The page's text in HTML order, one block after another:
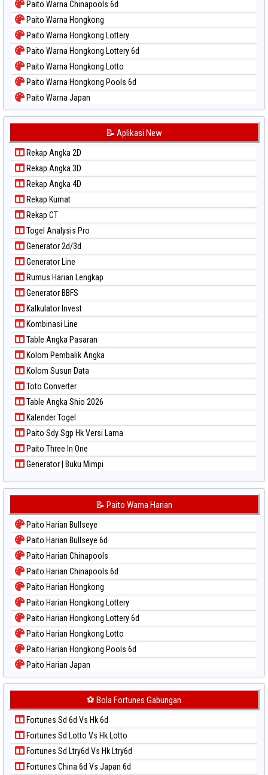
Paito Warna Chinapools 6d
Paito Warna Hongkong
Paito Warna Hongkong Lottery
Paito Warna Hongkong Lottery 6d
Paito Warna Hongkong Lotto
Paito Warna Hongkong Pools 6d
Paito Warna Japan
Paito Warna Japan 6d
Paito Warna Kuda Lari
Paito Warna Magnum Cambodia
Paito Warna Nagoya
Paito Warna New York Midday
Paito Warna North Carolina Day
Paito Warna Pcso
Paito Warna Pennsylvania Day
Paito Warna Sao Paulo
Paito Warna Singapore
Paito Warna Sydney
Paito Warna Sydney Lottery
Paito Warna Sydney Lottery 6d
Paito Warna Sydney Lotto
Paito Warna Sydney Pools 6d
Paito Warna Taipei
Paito Warna Taiwan
📝 Aplikasi New
Rekap Angka 2D
Rekap Angka 3D
Rekap Angka 4D
Rekap Kumat
Rekap CT
Togel Analysis Pro
Generator 2d/3d
Generator Line
Rumus Harian Lengkap
Generator BBFS
Kalkulator Invest
Kombinasi Line
Table Angka Pasaran
Kolom Pembalik Angka
Kolom Susun Data
Toto Converter
Table Angka Shio 2026
Kalender Togel
Paito Sdy Sgp Hk Versi Lama
Paito Three In One
Generator | Buku Mimpi
📝 Paito Warna Harian
Paito Harian Bullseye
Paito Harian Bullseye 6d
Paito Harian Chinapools
Paito Harian Chinapools 6d
Paito Harian Hongkong
Paito Harian Hongkong Lottery
Paito Harian Hongkong Lottery 6d
Paito Harian Hongkong Lotto
Paito Harian Hongkong Pools 6d
Paito Harian Japan
Paito Harian Japan 6d
Paito Harian Korea
Paito Harian Kuda Lari
Paito Harian Magnum Cambodia
Paito Harian Nagoya
Paito Harian New York Midday
⚽ Bola Fortunes Gabungan
Fortunes Sd 6d Vs Hk 6d
Fortunes Sd Lotto Vs Hk Lotto
Fortunes Sd Ltry6d Vs Hk Ltry6d
Fortunes China 6d Vs Japan 6d